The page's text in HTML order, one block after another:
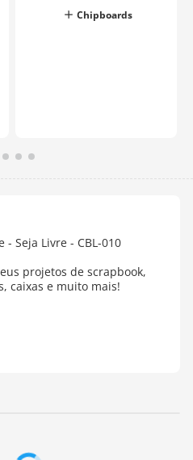
Chipboards
Seja Livre - CBL-010
projetos de scrapbook,
caixas e muito mais!